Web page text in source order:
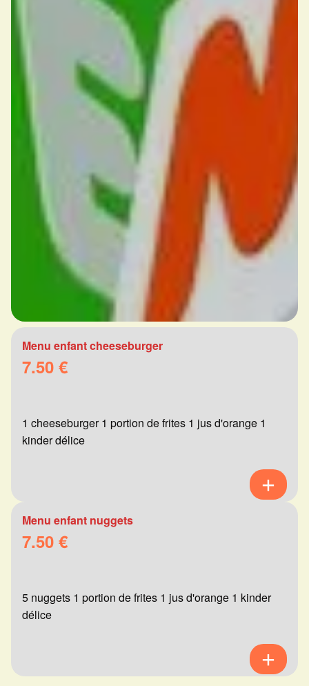
Menu enfant cheeseburger
7.50 €
1 cheeseburger 1 portion de frites 1 jus d'orange 1
kinder délice
Menu enfant nuggets
7.50 €
5 nuggets 1 portion de frites 1 jus d'orange 1 kinder
délice